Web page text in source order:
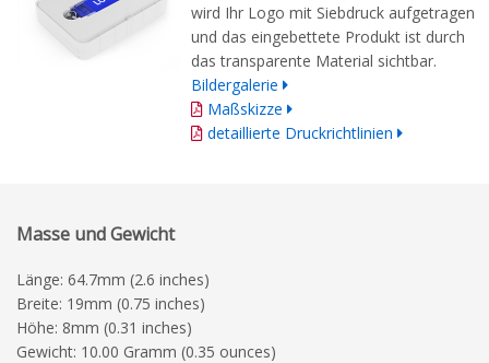
wird Ihr Logo mit Siebdruck aufgetragen
und das eingebettete Produkt ist durch
das transparente Material sichtbar.
Bildergalerie
Maßskizze
detaillierte Druckrichtlinien
Masse und Gewicht
Länge: 64.7mm (2.6 inches)
Breite: 19mm (0.75 inches)
Höhe: 8mm (0.31 inches)
Gewicht: 10.00 Gramm (0.35 ounces)